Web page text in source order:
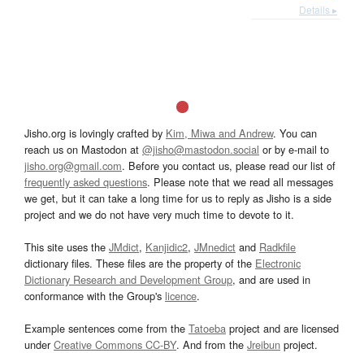
Details ▸
Jisho.org is lovingly crafted by Kim, Miwa and Andrew. You can
reach us on Mastodon at @jisho@mastodon.social or by e-mail to
jisho.org@gmail.com. Before you contact us, please read our list of
frequently asked questions. Please note that we read all messages
we get, but it can take a long time for us to reply as Jisho is a side
project and we do not have very much time to devote to it.
This site uses the JMdict, Kanjidic2, JMnedict and Radkfile
dictionary files. These files are the property of the Electronic
Dictionary Research and Development Group, and are used in
conformance with the Group's licence.
Example sentences come from the Tatoeba project and are licensed
underCreative Commons CC-BY. And from the Jreibun project.